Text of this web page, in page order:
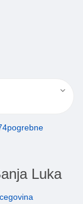
Luka